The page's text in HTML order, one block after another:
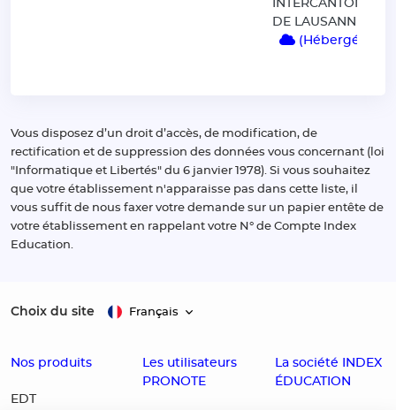
INTERCANTONALE
DE LAUSANNE
(Hébergé)
Vous disposez d’un droit d’accès, de modification, de
rectification et de suppression des données vous concernant (loi
"Informatique et Libertés" du 6 janvier 1978). Si vous souhaitez
que votre établissement n'apparaisse pas dans cette liste, il
vous suffit de nous faxer votre demande sur un papier entête de
votre établissement en rappelant votre N° de Compte Index
Education.
Choix du site Français
Nos produits
EDT
Les utilisateurs
PRONOTE
La société INDEX
ÉDUCATION